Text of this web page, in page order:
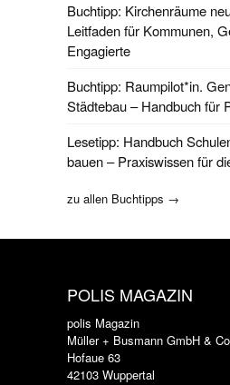
Buchtipp: Kirchenräume
Leitfaden für Kommunen,
Engagierte
Buchtipp: Raumpilot*in.
Städtebau – Handbuch für
Lesetipp: Handbuch
bauen – Praxiswissen für
zu allen Buchtipps →
POLIS MAGAZIN
polis Magazin
Müller + Busmann GmbH &
Hofaue 63
42103 Wuppertal